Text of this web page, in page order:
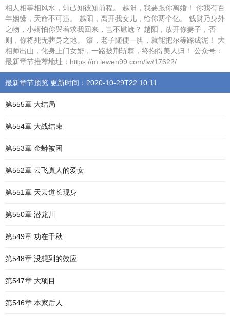
相人相事相风水，知己知彼知前程。 越阳，我要跟你离婚！ 你我有百
年姻缘，天命不可违。 越阳，离开我女儿，给你两个亿。 钱财乃身外
之物，小婿怕你哭着求我回来，岂不尴尬？ 越阳，放开你妻子，否
则，你将死无葬身之地。 滚，老子随便一脚，就能把尔等踩成泥！ 大
相师出山，化身上门女婿，一路披荆斩棘，终抱得美人归！ 公众号：
最新章节推荐地址：https://m.lewen99.com/lw/17622/
最新章节预览 更新时间：2020-10-29T22:10:11
第555章 大结局
第554章 大战结束
第553章 金蟒被困
第552章 云飞真人的爱女
第551章 天云道长现身
第550章 潜龙川
第549章 功在千秋
第548章 没想到的效应
第547章 大项目
第546章 本家后人